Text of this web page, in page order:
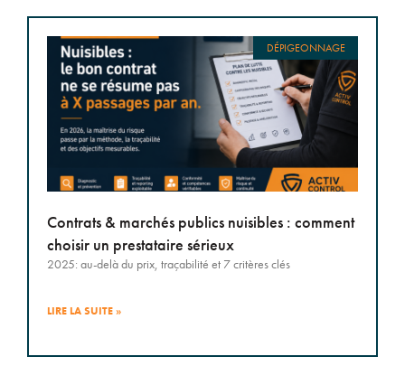
DÉPIGEONNAGE
Contrats & marchés publics nuisibles : comment
choisir un prestataire sérieux
2025: au-delà du prix, traçabilité et 7 critères clés
LIRE LA SUITE »